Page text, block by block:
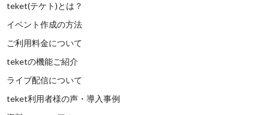
teket(テケト)とは？
イベント作成の方法
ご利用料金について
teketの機能ご紹介
ライブ配信について
teket利用者様の声・導入事例